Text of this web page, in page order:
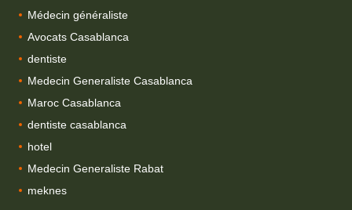
Médecin généraliste
Avocats Casablanca
dentiste
Medecin Generaliste Casablanca
Maroc Casablanca
dentiste casablanca
hotel
Medecin Generaliste Rabat
meknes